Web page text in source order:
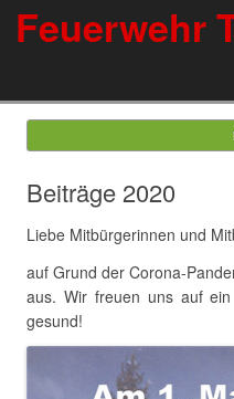
Feuerwehr
Beiträge 2020
Liebe Mitbürgerinnen und
auf Grund der Corona-
aus. Wir freuen uns auf
gesund!